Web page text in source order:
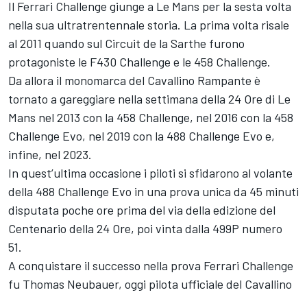
Il Ferrari Challenge giunge a Le Mans per la sesta volta
nella sua ultratrentennale storia. La prima volta risale
al 2011 quando sul Circuit de la Sarthe furono
protagoniste le F430 Challenge e le 458 Challenge.
Da allora il monomarca del Cavallino Rampante è
tornato a gareggiare nella settimana della 24 Ore di Le
Mans nel 2013 con la 458 Challenge, nel 2016 con la 458
Challenge Evo, nel 2019 con la 488 Challenge Evo e,
infine, nel 2023.
In quest’ultima occasione i piloti si sfidarono al volante
della 488 Challenge Evo in una prova unica da 45 minuti
disputata poche ore prima del via della edizione del
Centenario della 24 Ore, poi vinta dalla 499P numero
51.
A conquistare il successo nella prova Ferrari Challenge
fu Thomas Neubauer, oggi pilota ufficiale del Cavallino